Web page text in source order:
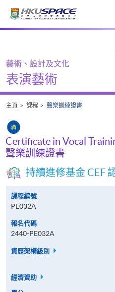
Main
藝術、設計及文化
表演藝術
主頁 課程 聲樂訓練證書
Certificate in Vocal
聲樂訓練證書
持續進修基金 CEF
課程編號
PE032A
報名代碼
2440-PE032A
資歷架構級別
經濟資助